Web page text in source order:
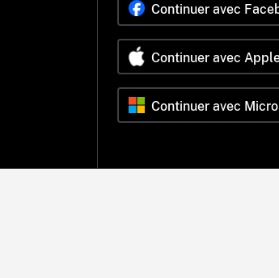
Continuer avec
Continuer avec
Continuer avec